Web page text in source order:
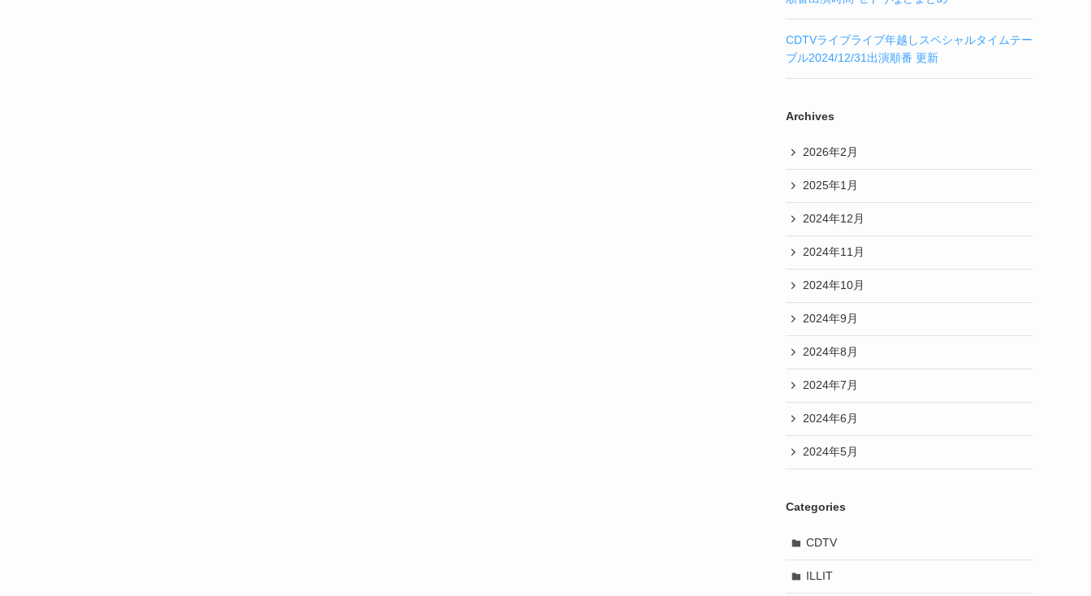
CDTVライブライブ年越しスペシャルタイムテー
ブル2024/12/31出演順番 更新
Archives
2026年2月
2025年1月
2024年12月
2024年11月
2024年10月
2024年9月
2024年8月
2024年7月
2024年6月
2024年5月
Categories
CDTV
ILLIT